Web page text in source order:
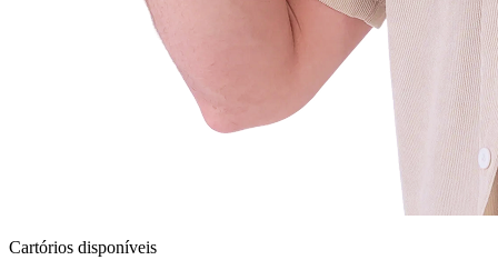
Cartórios disponíveis